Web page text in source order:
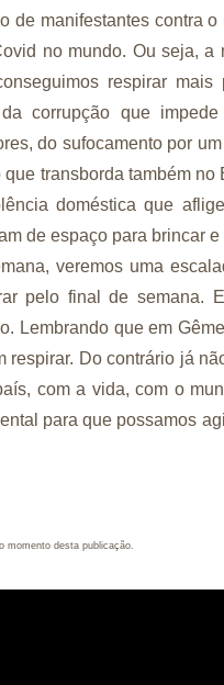
de manifestantes contra o
no mundo. Ou seja, a
respirar mais
corrupção que
do sufocamento por
transborda também no
doméstica que
de espaço para brincar e
veremos uma
pelo final de semana.
Lembrando que em
Do contrário já
com a vida, com o
para que possamos
momento desta publicação.